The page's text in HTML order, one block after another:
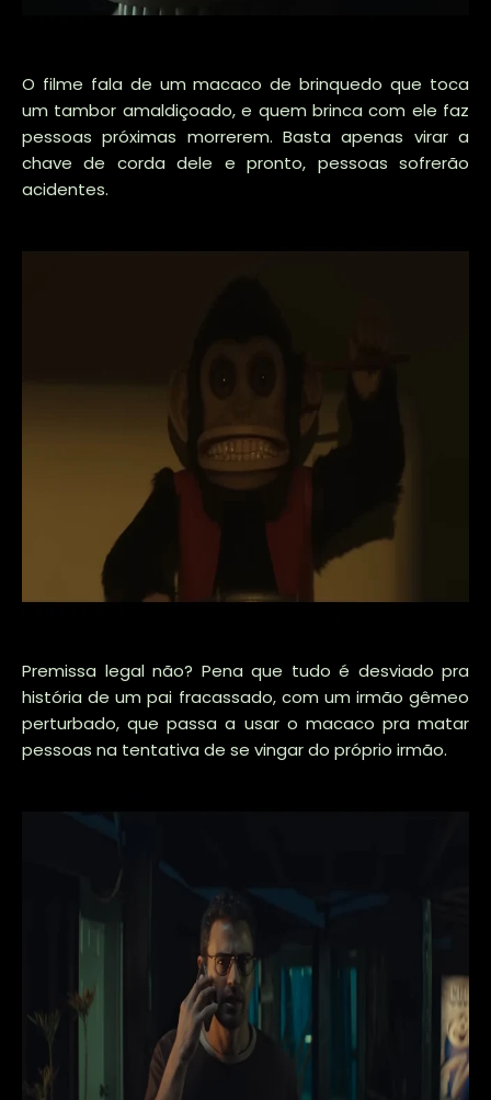
O filme fala de um macaco de brinquedo que toca
um tambor amaldiçoado, e quem brinca com ele faz
pessoas próximas morrerem. Basta apenas virar a
chave de corda dele e pronto, pessoas sofrerão
acidentes.
Premissa legal não? Pena que tudo é desviado pra
história de um pai fracassado, com um irmão gêmeo
perturbado, que passa a usar o macaco pra matar
pessoas na tentativa de se vingar do próprio irmão.